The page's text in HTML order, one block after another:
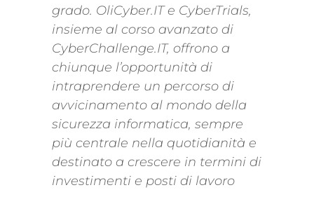
grado. OliCyber.IT e CyberTrials,
insieme al corso avanzato di
CyberChallenge.IT, offrono a
chiunque l’opportunità di
intraprendere un percorso di
avvicinamento al mondo della
sicurezza informatica, sempre
più centrale nella quotidianità e
destinato a crescere in termini di
investimenti e posti di lavoro